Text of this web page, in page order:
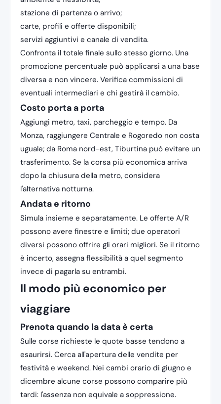
stazione di partenza o arrivo;
carte, profili e offerte disponibili;
servizi aggiuntivi e canale di vendita.
Confronta il totale finale sullo stesso giorno. Una
promozione percentuale può applicarsi a una base
diversa e non vincere. Verifica commissioni di
eventuali intermediari e chi gestirà il cambio.
Costo porta a porta
Aggiungi metro, taxi, parcheggio e tempo. Da
Monza, raggiungere Centrale e Rogoredo non costa
uguale; da Roma nord-est, Tiburtina può evitare un
trasferimento. Se la corsa più economica arriva
dopo la chiusura della metro, considera
l'alternativa notturna.
Andata e ritorno
Simula insieme e separatamente. Le offerte A/R
possono avere finestre e limiti; due operatori
diversi possono offrire gli orari migliori. Se il ritorno
è incerto, assegna flessibilità a quel segmento
invece di pagarla su entrambi.
Il modo più economico per
viaggiare
Prenota quando la data è certa
Sulle corse richieste le quote basse tendono a
esaurirsi. Cerca all'apertura delle vendite per
festività e weekend. Nei cambi orario di giugno e
dicembre alcune corse possono comparire più
tardi: l'assenza non equivale a soppressione.